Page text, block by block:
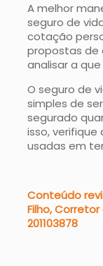
A melhor
seguro de
cotação
propostas de
analisar a
O seguro de
simples de
segurado
isso,
usadas em
Conteúdo
Filho, Corretor
201103878